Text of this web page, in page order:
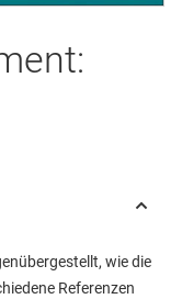
wie die
Referenzen